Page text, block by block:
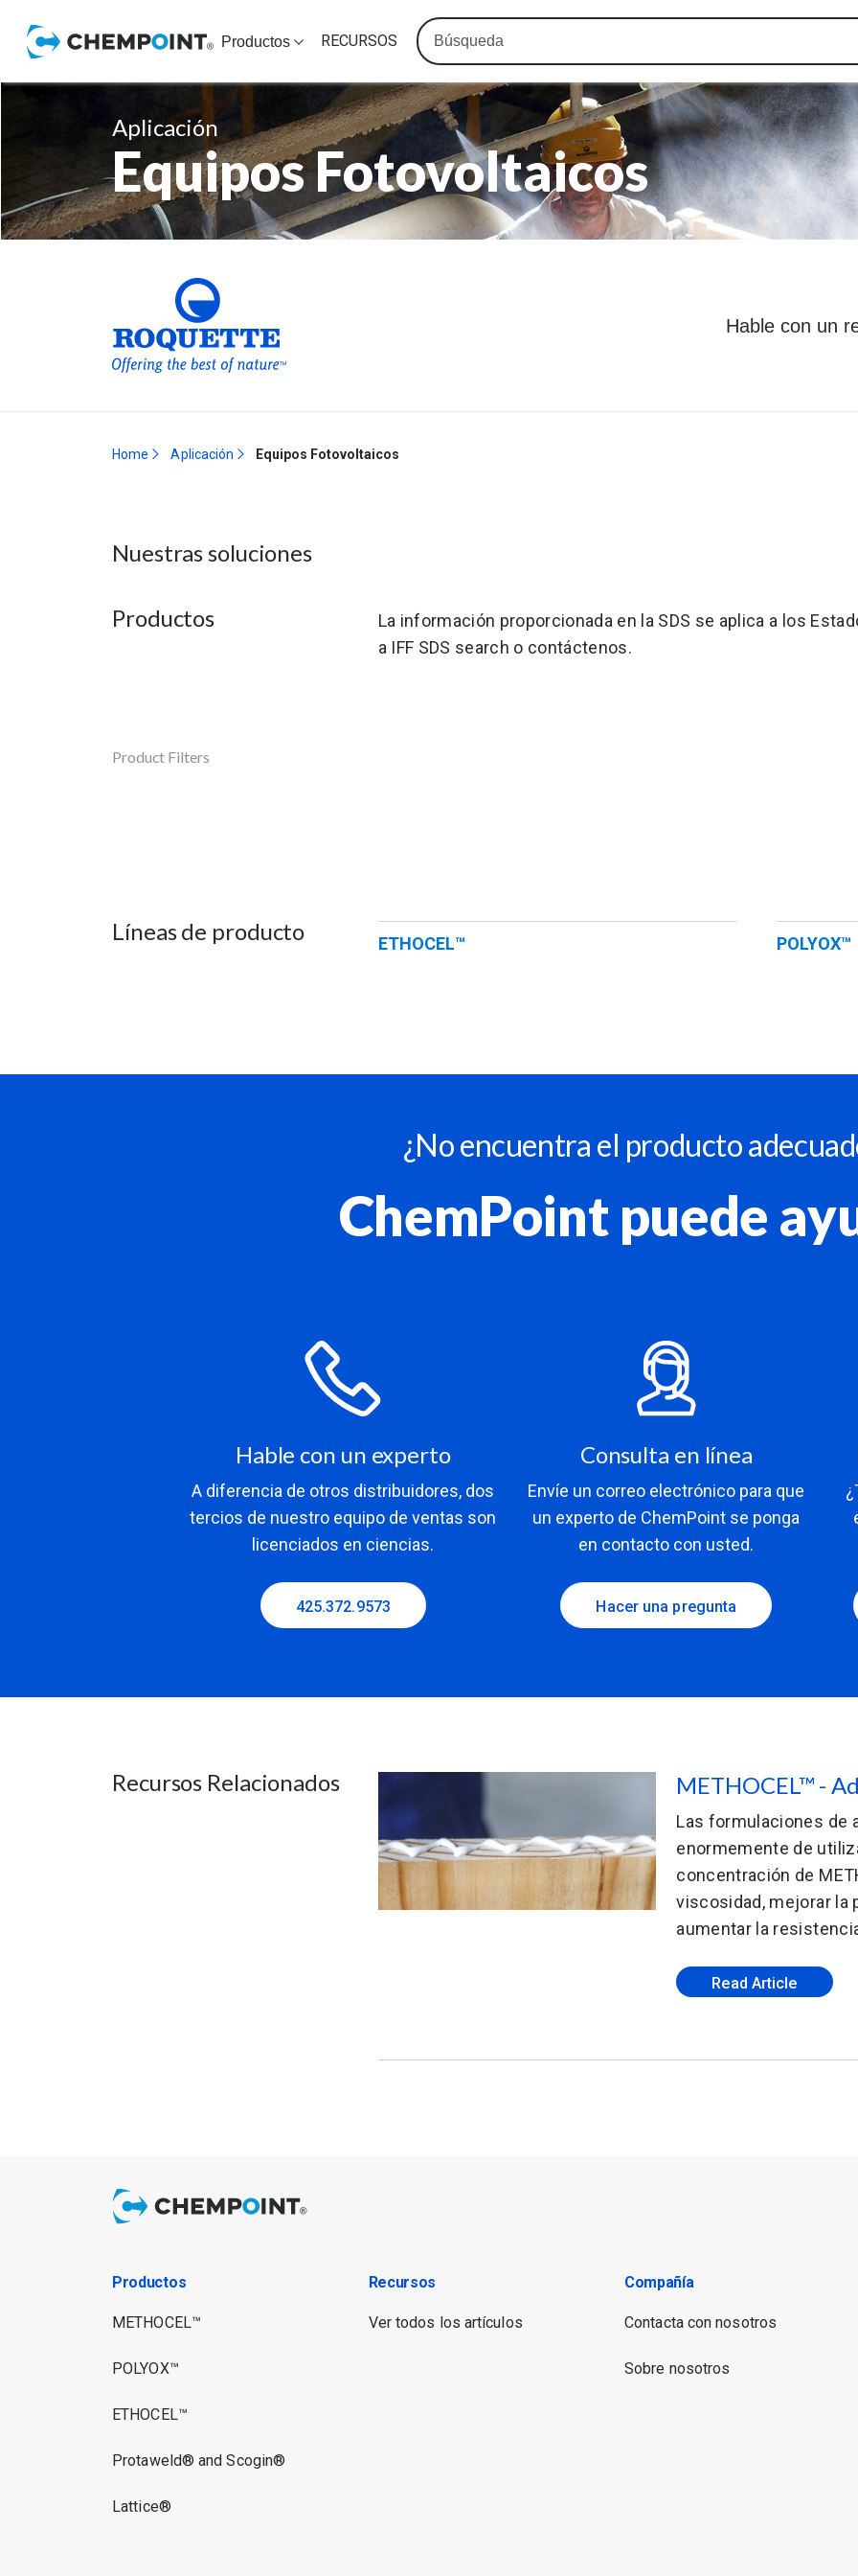
Productos RECURSOS
Aplicación
Equipos Fotovoltaicos
Hable con un
Home Aplicación Equipos Fotovoltaicos
Nuestras soluciones
Productos
La información proporcionada en la SDS se aplica a los
a IFF SDS search o contáctenos.
Product Filters
Líneas de producto ETHOCEL™ POLYOX™
¿No encuentra el producto
ChemPoint puede
Hable con un experto
A diferencia de otros distribuidores, dos
tercios de nuestro equipo de ventas son
licenciados en ciencias.
425.372.9573
Consulta en línea
Envíe un correo electrónico para que
un experto de ChemPoint se ponga
en contacto con usted.
Hacer una pregunta
Recursos Relacionados METHOCEL™ -
Las formulaciones de
enormemente de
concentración de
viscosidad, mejorar la
aumentar la
Read Article
Productos
METHOCEL™
POLYOX™
ETHOCEL™
Protaweld® and Scogin®
Lattice®
Recursos
Ver todos los artículos
Compañía
Contacta con nosotros
Sobre nosotros